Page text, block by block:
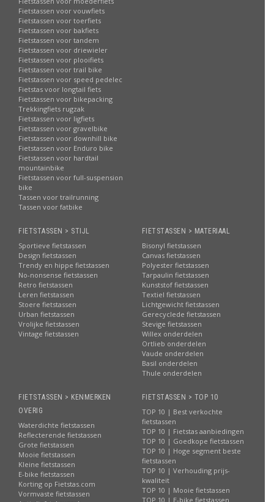
Fietstassen voor vouwfiets
Fietstassen voor toerfiets
Fietstassen voor bakfiets
Fietstassen voor tandem
Fietstassen voor driewieler
Fietstassen voor plooifiets
Fietstassen voor trail bike
Fietstassen voor speed pedelec
Fietstas voor longtail fiets
Fietstassen voor bikepacking
Trekkingfiets rugzak
Fietstassen voor ligfiets
Fietstassen voor gravelbike
Fietstassen voor downhill bike
Fietstassen voor Enduro bike
Fietstassen voor hardtail
mountainbike
Fietstassen voor full-suspension
bike
Tassen voor trailrunning
Tassen voor fatbike
FIETSTASSEN > STIJL
Sportieve fietstassen
Design fietstassen
Trendy en hippe fietstassen
No-nonsense fietstassen
Retro fietstassen
Leren fietstassen
Stoere fietstassen
Urban fietstassen
Vrolijke fietstassen
Vintage fietstassen
FIETSTASSEN > MATERIAAL
Bisonyl fietstassen
Canvas fietstassen
Polyester fietstassen
Tarpaulin fietstassen
Kunststof fietstassen
Textiel fietstassen
Lichtgewicht fietstassen
Gerecyclede fietstassen
Stevige fietstassen
Willex onderdelen
Ortlieb onderdelen
Vaude onderdelen
Basil onderdelen
Thule onderdelen
FIETSTASSEN > KENMERKEN
OVERIG
Waterdichte fietstassen
Reflecterende fietstassen
Grote fietstassen
Mooie fietstassen
Kleine fietstassen
E-bike fietstassen
Korting op Fietstas.com
Vormvaste fietstassen
FIETSTASSEN > TOP 10
TOP 10 | Best verkochte
fietstassen
TOP 10 | Fietstas aanbiedingen
TOP 10 | Goedkope fietstassen
TOP 10 | Hoge segment beste
fietstassen
TOP 10 | Verhouding prijs-
kwaliteit
TOP 10 | Mooie fietstassen
TOP 10 | E-bike fietstassen